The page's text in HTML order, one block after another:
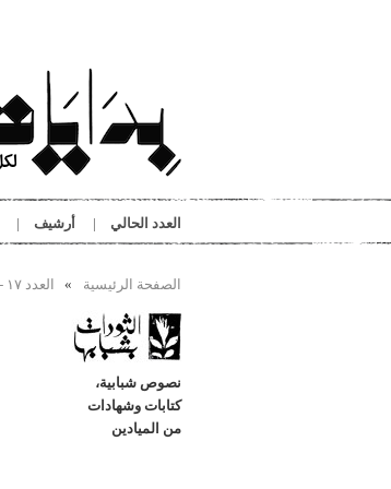
العدد الحالي أرشيف
أنت هنا
الصفحة الرئيسية العدد ١٧ - ٢٠١٧
نصوص شبابية،
كتابات وشهادات
من الميادين